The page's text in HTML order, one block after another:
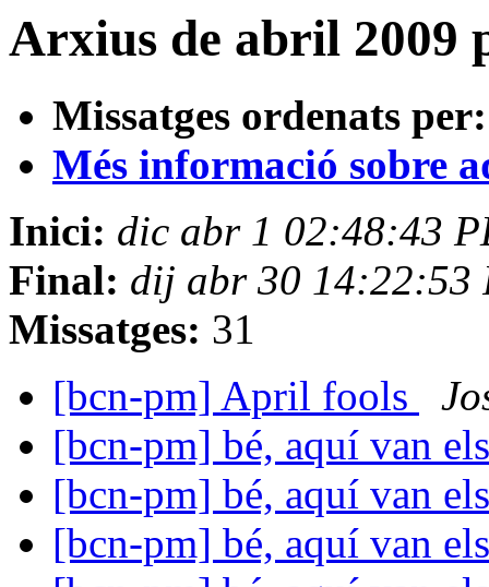
Arxius de abril 2009
Missatges ordenats per:
Més informació sobre
Inici: dic abr 1 02:48:43
Final: dij abr 30 14:22:53
Missatges: 31
[bcn-pm] April fools
[bcn-pm] bé, aquí van
[bcn-pm] bé, aquí van
[bcn-pm] bé, aquí van